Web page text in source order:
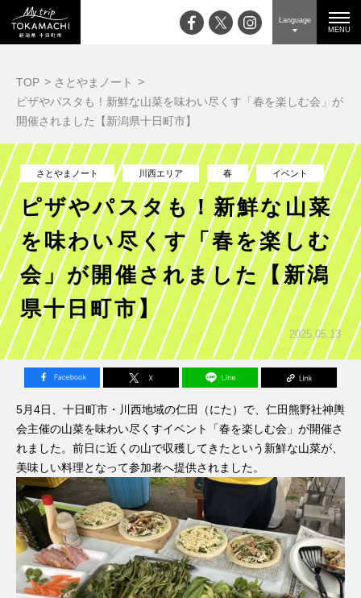
Language
MENU
TOP
さとやまノート
ピザやパスタも！新鮮な山菜を味わい尽くす「春を楽しむ会」が
開催されました【新潟県十日町市】
さとやまノート 川西エリア 春 イベント
ピザやパスタも！新鮮な山菜
を味わい尽くす「春を楽しむ
会」が開催されました【新潟
県十日町市】
2025.05.13
5月4日、十日町市・川西地域の仁田（にた）で、仁田熊野社神輿
会主催の山菜を味わい尽くすイベント「春を楽しむ会」が開催さ
れました。前日に近くの山で収穫してきたという新鮮な山菜が、
美味しい料理となって参加者へ提供されました。